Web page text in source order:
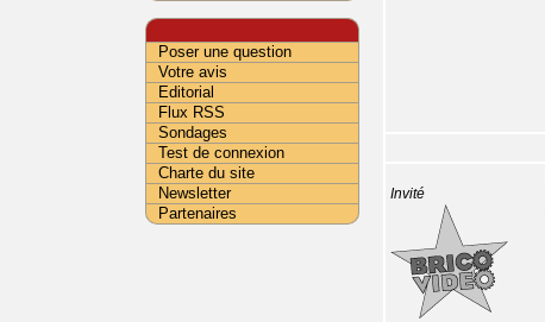
Invité
Poser une question
Votre avis
Editorial
Flux RSS
Sondages
Test de connexion
Charte du site
Newsletter
Partenaires